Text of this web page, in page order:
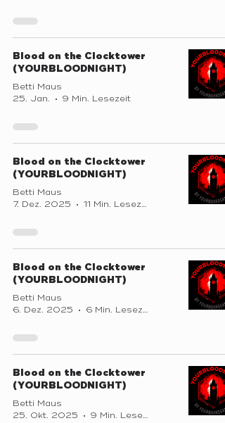
Blood on the Clocktower
(YOURBLOODNIGHT)
Betti Maus
25. Jan.
9 Min. Lesezeit
Blood on the Clocktower
(YOURBLOODNIGHT)
Betti Maus
7. Dez. 2025
11 Min. Lesezeit
Blood on the Clocktower
(YOURBLOODNIGHT)
Betti Maus
6. Dez. 2025
6 Min. Lesezeit
Blood on the Clocktower
(YOURBLOODNIGHT)
Betti Maus
25. Okt. 2025
9 Min. Lesezeit